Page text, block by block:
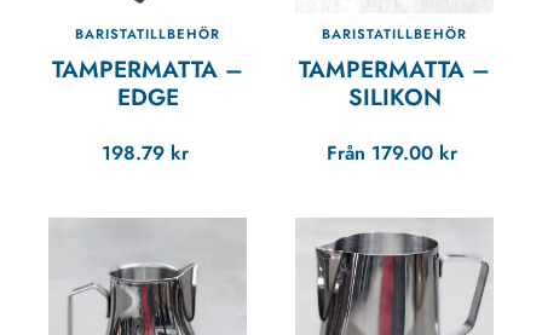
BARISTATILLBEHÖR
TAMPERMATTA –
EDGE
198.79 kr
BARISTATILLBEHÖR
TAMPERMATTA –
SILIKON
Från 179.00 kr